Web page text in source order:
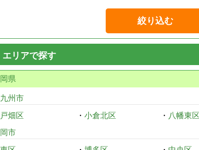
絞り込む
エリアで探す
県
州市
戸畑区 ・ 小倉北区 ・ 八幡東区
市